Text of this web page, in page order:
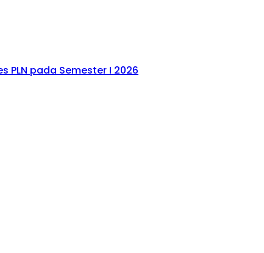
PLN pada Semester I 2026